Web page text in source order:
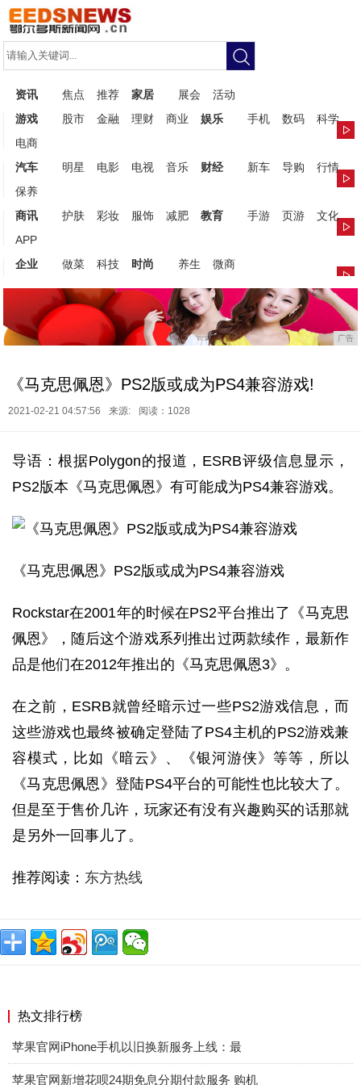
资讯 焦点 推荐 家居 展会
活动
游戏
股市 金融 理财 商业 娱乐 手机 数码
科学
电商
汽车
明星 电影 电视 音乐 财经 新车 导购
行情
保养
商讯
护肤 彩妆 服饰 减肥 教育 手游 页游
文化
APP
企业
做菜 科技 时尚 养生 微商
广告
《马克思佩恩》PS2版或成为PS4兼容游戏!
2021-02-21 04:57:56 来源: 阅读：1028
导语：根据Polygon的报道，ESRB评级信息显示，
PS2版本《马克思佩恩》有可能成为PS4兼容游戏。
《马克思佩恩》PS2版或成为PS4兼容游戏
Rockstar在2001年的时候在PS2平台推出了《马克思
佩恩》，随后这个游戏系列推出过两款续作，最新作
品是他们在2012年推出的《马克思佩恩3》。
在之前，ESRB就曾经暗示过一些PS2游戏信息，而
这些游戏也最终被确定登陆了PS4主机的PS2游戏兼
容模式，比如《暗云》、《银河游侠》等等，所以
《马克思佩恩》登陆PS4平台的可能性也比较大了。
但是至于售价几许，玩家还有没有兴趣购买的话那就
是另外一回事儿了。
推荐阅读： 东方热线
热文排行榜
苹果官网iPhone手机以旧换新服务上线：最
苹果官网新增花呗24期免息分期付款服务 购机